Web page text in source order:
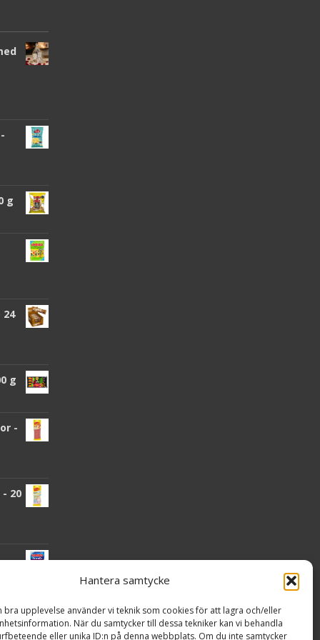
Hantera samtycke
bra upplevelse använder vi teknik som cookies för att lagra och/eller
När du samtycker till dessa tekniker kan vi behandla
eller unika ID:n på denna webbplats. Om du inte samtycker
g
24
g
-
20